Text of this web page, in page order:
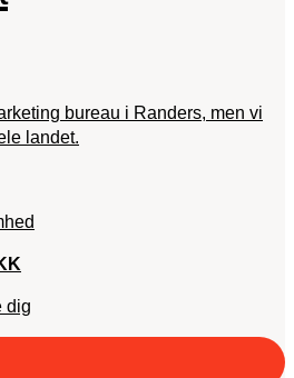
bureau i Randers, men vi
landet.
dig